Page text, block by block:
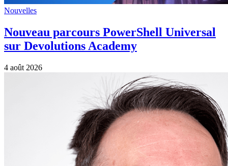
Nouvelles
Nouveau parcours PowerShell Universal
sur Devolutions Academy
4 août 2026